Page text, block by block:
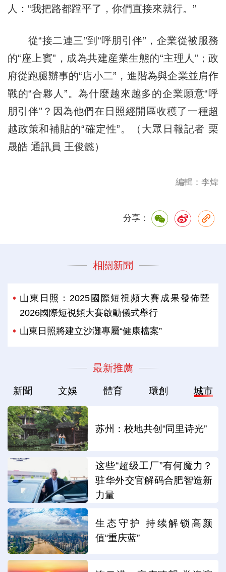
人：“我把路都蹚平了，你們直接來就行。”
從“接二連三”到“呼朋引伴”，企業從被服務
的“座上賓”，成為共建産業生態的“主理人”；政
府從跑腿辦事的“店小二”，進階為與企業並肩作
戰的“合夥人”。為什麼越來越多的企業願意“呼
朋引伴”？因為他們在日照經開區收穫了一種超
越政策和補貼的“確定性”。（大眾日報記者 栗
晟皓 通訊員 王俊懿）
編輯：李煒
分享：
相關新聞
山東日照：2025國際短視頻大賽成果發佈暨
2026國際短視頻大賽啟動儀式舉行
山東日照將建立沙灘專屬“健康檔案”
最新推薦
新聞 文娛 體育 環創 城市
苏州：校地共创“同里诗光”
这些“超级工厂”有何魔力？
驻华外交官解码合肥智造新
力量
生态守护 持续解锁高颜
值“重庆蓝”